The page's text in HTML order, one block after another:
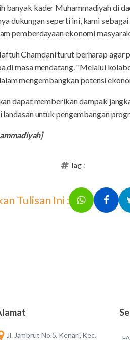
banyak kader Muhammadiyah di
dukungan seperti ini, kami
pemberdayaan ekonomi
Chamdani turut berharap
di masa mendatang. "Melalui
mengembangkan potensi
dapat memberikan dampak
untuk pengembangan
Tag :
Tulisan Ini :
Jl. Jambrut No.5, Kenari, Kec.